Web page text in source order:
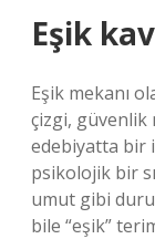
Eşik
Eşik mekanı
çizgi, güvenlik
edebiyatta bir
psikolojik bir
umut gibi
bile “eşik”